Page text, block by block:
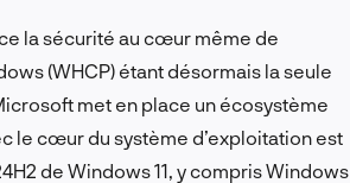
la sécurité au cœur même de
(WHCP) étant désormais la seule
met en place un écosystème
le cœur du système d’exploitation est
de Windows 11, y compris Windows